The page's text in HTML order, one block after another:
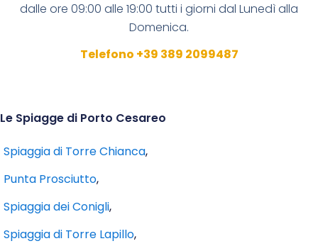
dalle ore 09:00 alle 19:00 tutti i giorni dal Lunedì alla
Domenica.
Telefono +39 389 2099487
Le Spiagge di Porto Cesareo
Spiaggia di Torre Chianca,
Punta Prosciutto,
Spiaggia dei Conigli,
Spiaggia di Torre Lapillo,